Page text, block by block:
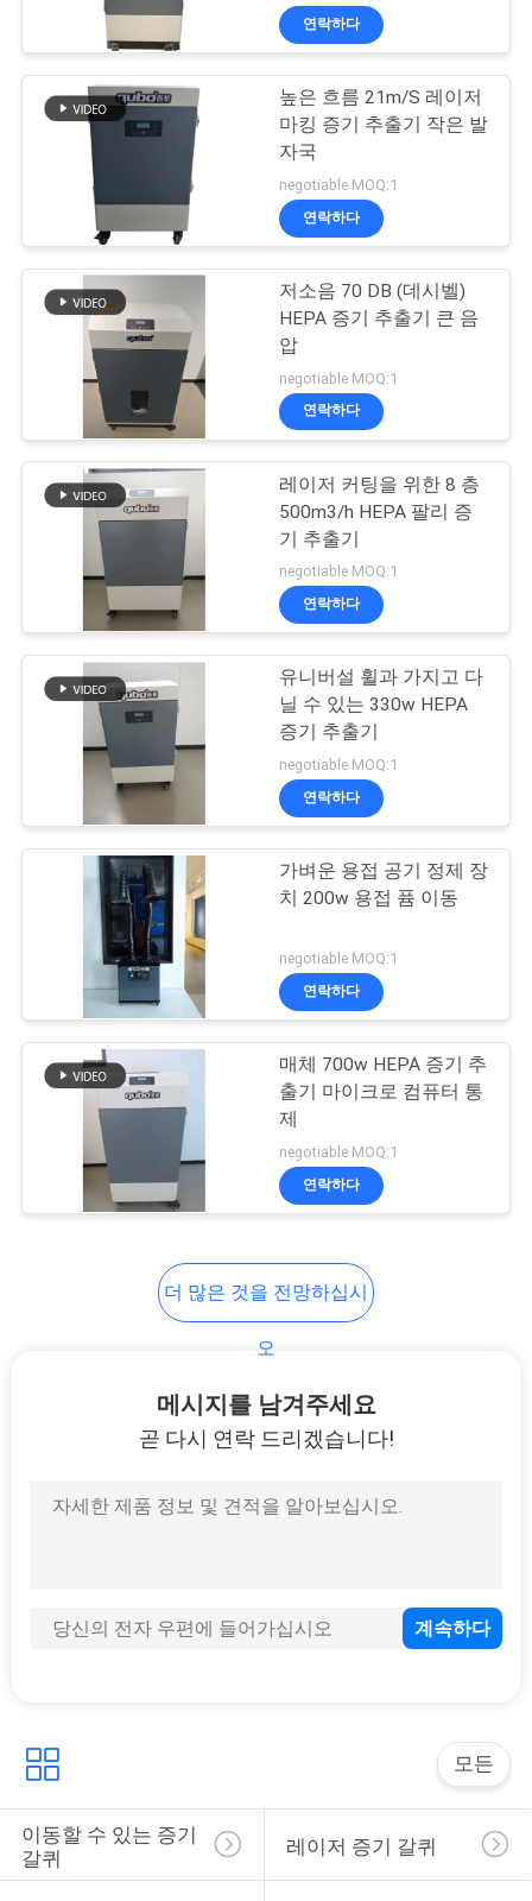
를
다
맵
PRIVACY
POLICY
미용실 증기 추출기
23
못 살롱 증기 갈퀴
HEPA 증기 추출기
방폭 흡진장치
19
흡수 흡진장치
진공 증기 갈퀴
17
연락하다
높은 흐름 21m/S 레이저
마킹 증기 추출기 작은 발
자국
negotiable MOQ:1
연락하다
저소음 70 DB (데시벨)
HEPA 증기 추출기 큰 음
압
negotiable MOQ:1
연락하다
레이저 커팅을 위한 8 층
500m3/h HEPA 팔리 증
기 추출기
negotiable MOQ:1
연락하다
유니버설 휠과 가지고 다
닐 수 있는 330w HEPA
증기 추출기
negotiable MOQ:1
연락하다
가벼운 용접 공기 정제 장
치 200w 용접 퓸 이동
negotiable MOQ:1
연락하다
매체 700w HEPA 증기 추
출기 마이크로 컴퓨터 통
제
negotiable MOQ:1
연락하다
더 많은 것을 전망하십시
오
메시지를 남겨주세요
곧 다시 연락 드리겠습니다!
모든
이동할 수 있는 증기
갈퀴
레이저 증기 갈퀴